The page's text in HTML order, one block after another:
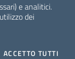
e analitici.
dei
ACCETTO TUTTI